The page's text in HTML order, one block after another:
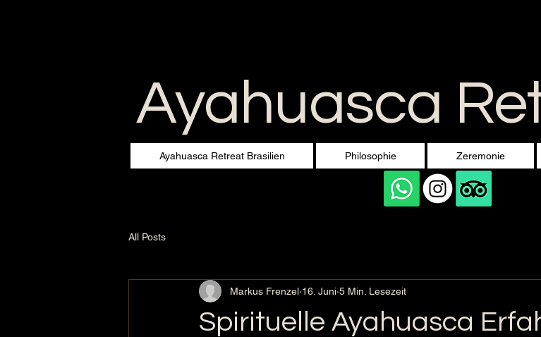
Ayahuasca
Ayahuasca Retreat Brasilien Philosophie Zeremonie
All Posts
Spirituelle Ayahuasca
Markus Frenzel 16. Juni 5 Min. Lesezeit